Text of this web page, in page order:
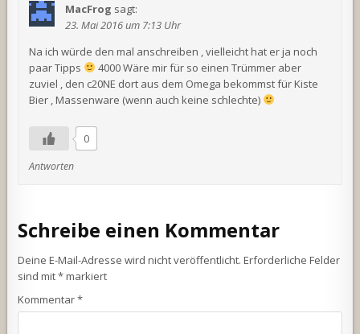
MacFrog sagt:
23. Mai 2016 um 7:13 Uhr
Na ich würde den mal anschreiben , vielleicht hat er ja noch
paar Tipps
4000 Wäre mir für so einen Trümmer aber
zuviel , den c20NE dort aus dem Omega bekommst für Kiste
Bier , Massenware (wenn auch keine schlechte)
0
Antworten
Schreibe einen Kommentar
Deine E-Mail-Adresse wird nicht veröffentlicht. Erforderliche Felder
sind mit*markiert
Kommentar*